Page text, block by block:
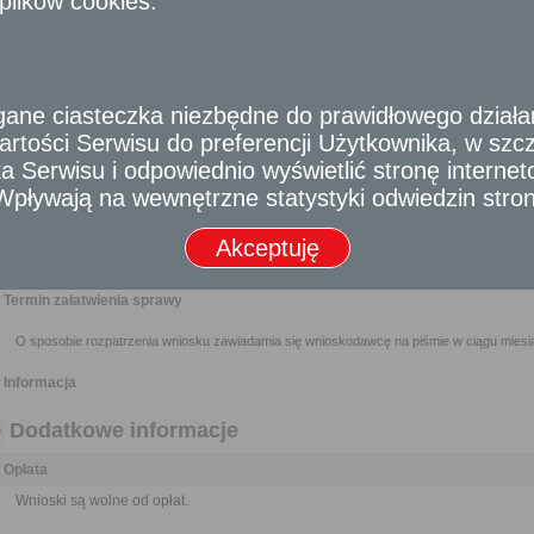
dostarczenia materiału do publikacji o znamionach wniosku, jeżeli działał w
Wymagane dokumenty
Wypełniony formularz wniosku w formie pisemnej albo w formie dokumentu
Obywatel, Przedsiębiorca, Instytucja
Termin załatwienia sprawy
O sposobie rozpatrzenia wniosku zawiadamia się wnioskodawcę na piśmie w ciągu
Informacja
Dodatkowe informacje
Opłata
Wnioski są wolne od opłat.
ciasteczka niezbędne do prawidłowego
Serwisu do preferencji Użytkownika, w
Serwisu i odpowiednio wyświetlić stronę
na wewnętrzne statystyki odwiedzin stron
Akceptuję